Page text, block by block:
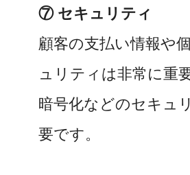
⑦ セキュリティ
顧客の支払い情報や
ュリティは非常に重
暗号化などのセキュ
要です。